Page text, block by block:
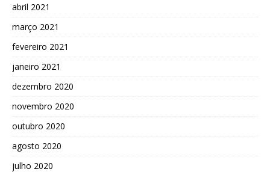
abril 2021
março 2021
fevereiro 2021
janeiro 2021
dezembro 2020
novembro 2020
outubro 2020
agosto 2020
julho 2020